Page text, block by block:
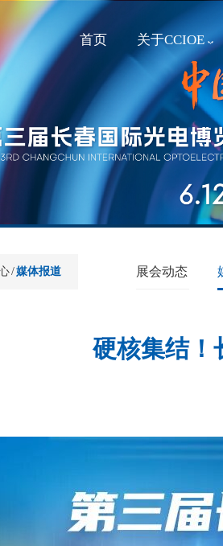
首页 关于CCIOE
/媒体报道 展会动态
硬核集结！